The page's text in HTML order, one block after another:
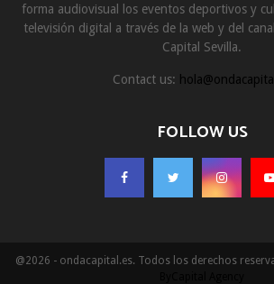
forma audiovisual los eventos deportivos y
televisión digital a través de la web y del
Capital Sevilla.
Contact us:
FOLLOW US
@2026 - ondacapital.es. Todos los derechos